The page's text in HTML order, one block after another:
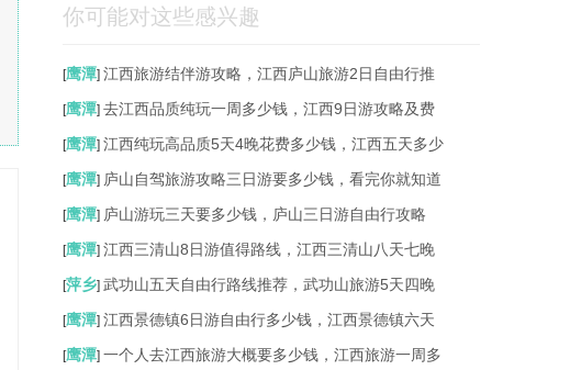
你可能对这些感兴趣
[鹰潭] 江西旅游结伴游攻略，江西庐山旅游2日自由行推
[鹰潭] 去江西品质纯玩一周多少钱，江西9日游攻略及费
[鹰潭] 江西纯玩高品质5天4晚花费多少钱，江西五天多少
[鹰潭] 庐山自驾旅游攻略三日游要多少钱，看完你就知道
[鹰潭] 庐山游玩三天要多少钱，庐山三日游自由行攻略
[鹰潭] 江西三清山8日游值得路线，江西三清山八天七晚
[萍乡] 武功山五天自由行路线推荐，武功山旅游5天四晚
[鹰潭] 江西景德镇6日游自由行多少钱，江西景德镇六天
[鹰潭] 一个人去江西旅游大概要多少钱，江西旅游一周多